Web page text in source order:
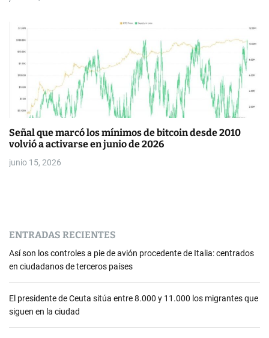
Señal que marcó los mínimos de bitcoin desde 2010
volvió a activarse en junio de 2026
junio 15, 2026
ENTRADAS RECIENTES
Así son los controles a pie de avión procedente de Italia: centrados
en ciudadanos de terceros países
El presidente de Ceuta sitúa entre 8.000 y 11.000 los migrantes que
siguen en la ciudad